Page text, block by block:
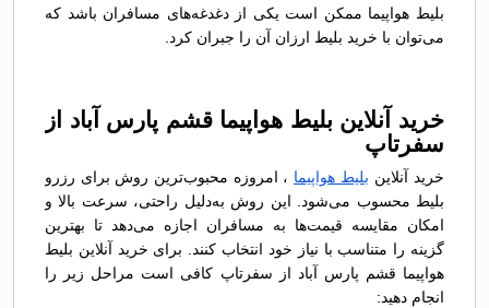
بلیط هواپیما ممکن است یکی از دغدغه‌های مسافران باشد که
می‌توان با خرید بلیط ارزان آن را جبران کرد.
خرید آنلاین بلیط هواپیما قشم پارس آباد از
سفرتاپ
خرید آنلاین بلیط هواپیما ، امروزه محبوب‌ترین روش برای رزرو
بلیط محسوب می‌شود. این روش به‌دلیل راحتی، سرعت بالا و
امکان مقایسه قیمت‌ها به مسافران اجازه می‌دهد تا بهترین
گزینه را متناسب با نیاز خود انتخاب کنند. برای خرید آنلاین بلیط
هواپیما قشم پارس آباد از سفرتاپ کافی است مراحل زیر را
انجام دهید: